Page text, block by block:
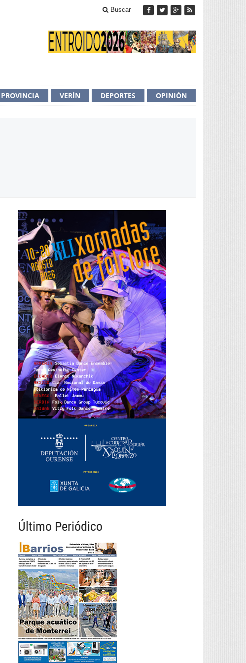
Buscar
OPINIÓN
DEPORTES
VERÍN
PROVINCIA
Último Periódico